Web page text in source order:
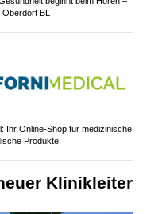
BL
Ihr Online-Shop für medizinische
Produkte
Klinikleiter